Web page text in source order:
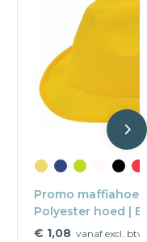
Promo
Polyester hoed |
band | Festival
€ 1,08 vanaf excl.